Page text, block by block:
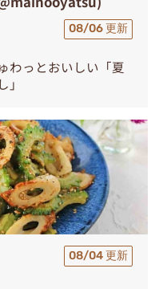
08/06 更新
わっとおいしい「夏
08/04 更新